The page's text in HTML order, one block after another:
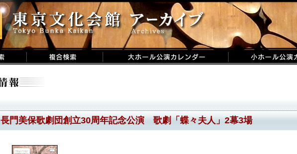
長門美保歌劇団創立30周年記念公演 歌劇「蝶々夫人」2幕3場